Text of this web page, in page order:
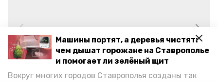
Машины портят, а деревья чистят:
чем дышат горожане на Ставрополье
и помогает ли зелёный щит
Вокруг многих городов Ставрополья созданы так